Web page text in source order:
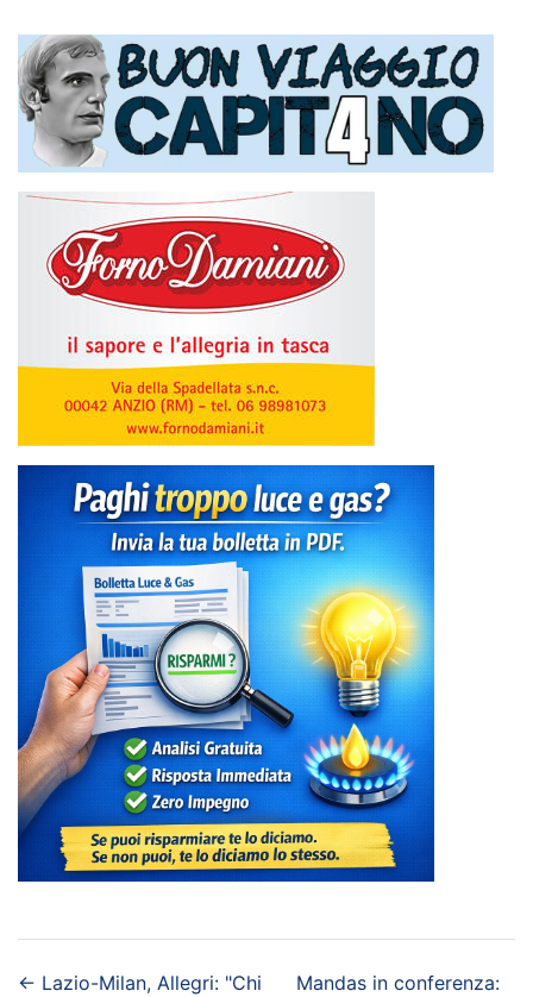
← Lazio-Milan, Allegri: "Chi
Mandas in conferenza: